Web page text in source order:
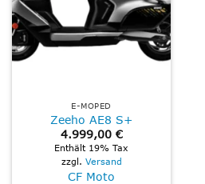
E-MOPED
Zeeho AE8 S+
4.999,00 €
Enthält 19% Tax
zzgl. Versand
CF Moto